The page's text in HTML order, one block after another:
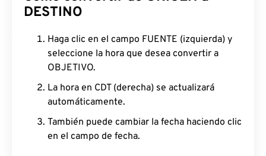
DESTINO
Haga clic en el campo FUENTE (izquierda) y
seleccione la hora que desea convertir a
OBJETIVO.
La hora en CDT (derecha) se actualizará
automáticamente.
También puede cambiar la fecha haciendo clic
en el campo de fecha.